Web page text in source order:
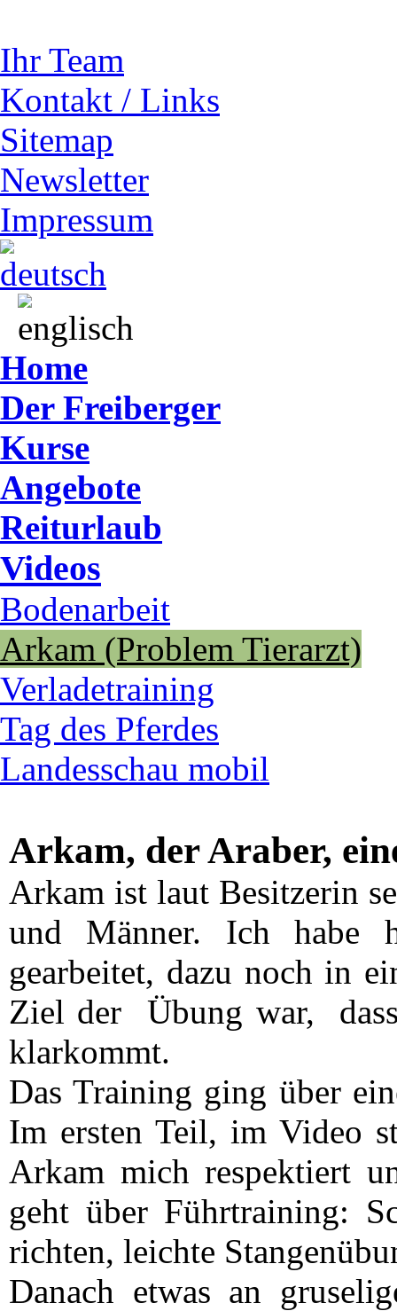
Ihr Team
Kontakt / Links
Sitemap
Newsletter
Impressum
Home
Der Freiberger
Kurse
Angebote
Reiturlaub
Videos
Bodenarbeit
Arkam (Problem Tierarzt)
Verladetraining
Tag des Pferdes
Landesschau mobil
Arkam, der Araber,
Arkam ist laut Besitzerin
und Männer. Ich habe
gearbeitet, dazu noch in
Ziel der Übung war,
klarkommt.
Das Training ging über
Im ersten Teil, im Video
Arkam mich respektiert
geht über Führtraining:
richten, leichte
Danach etwas an